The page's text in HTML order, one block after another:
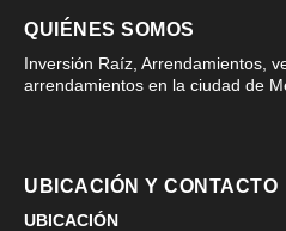
QUIÉNES SOMOS
Inversión Raíz, Arrendamientos,
arrendamientos en la ciudad de
UBICACIÓN Y CONTACTO
UBICACIÓN